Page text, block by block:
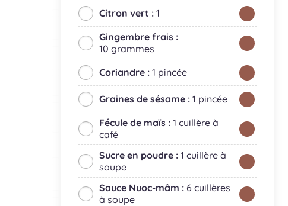
Citron vert : 1
Gingembre frais :
10 grammes
Coriandre : 1 pincée
Graines de sésame : 1 pincée
Fécule de maïs : 1 cuillère à
café
Sucre en poudre : 1 cuillère à
soupe
Sauce Nuoc-mâm : 6 cuillères
à soupe